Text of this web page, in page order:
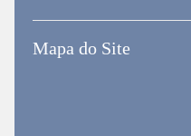
Mapa do Site